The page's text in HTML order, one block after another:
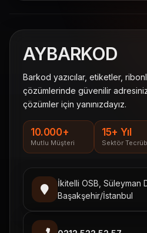
AYBARKOD
Barkod yazıcılar, etiketler,
çözümlerinde güvenilir
çözümler için yanınızdayız.
10.000+
Mutlu Müşteri
15+ Yıl
Sektör
İkitelli OSB, Süleyman
Başakşehir/İstanbul